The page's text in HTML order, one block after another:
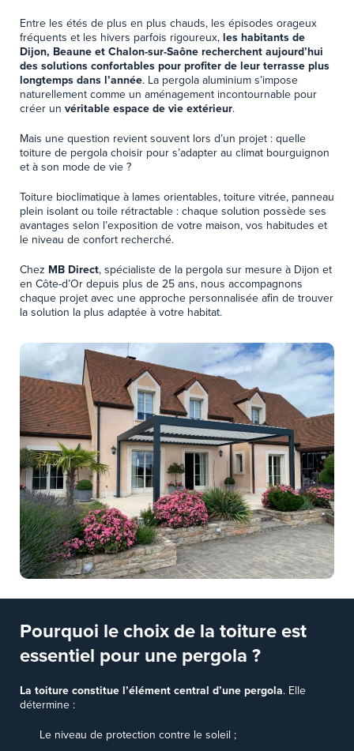
Entre les étés de plus en plus chauds, les épisodes orageux
fréquents et les hivers parfois rigoureux, les habitants de
Dijon, Beaune et Chalon-sur-Saône recherchent aujourd’hui
des solutions confortables pour profiter de leur terrasse plus
longtemps dans l’année. La pergola aluminium s’impose
naturellement comme un aménagement incontournable pour
créer un véritable espace de vie extérieur.
Mais une question revient souvent lors d’un projet : quelle
toiture de pergola choisir pour s’adapter au climat bourguignon
et à son mode de vie ?
Toiture bioclimatique à lames orientables, toiture vitrée, panneau
plein isolant ou toile rétractable : chaque solution possède ses
avantages selon l’exposition de votre maison, vos habitudes et
le niveau de confort recherché.
Chez MB Direct, spécialiste de la pergola sur mesure à Dijon et
en Côte-d’Or depuis plus de 25 ans, nous accompagnons
chaque projet avec une approche personnalisée afin de trouver
la solution la plus adaptée à votre habitat.
Pourquoi le choix de la toiture est
essentiel pour une pergola ?
La toiture constitue l’élément central d’une pergola. Elle
détermine :
Le niveau de protection contre le soleil ;